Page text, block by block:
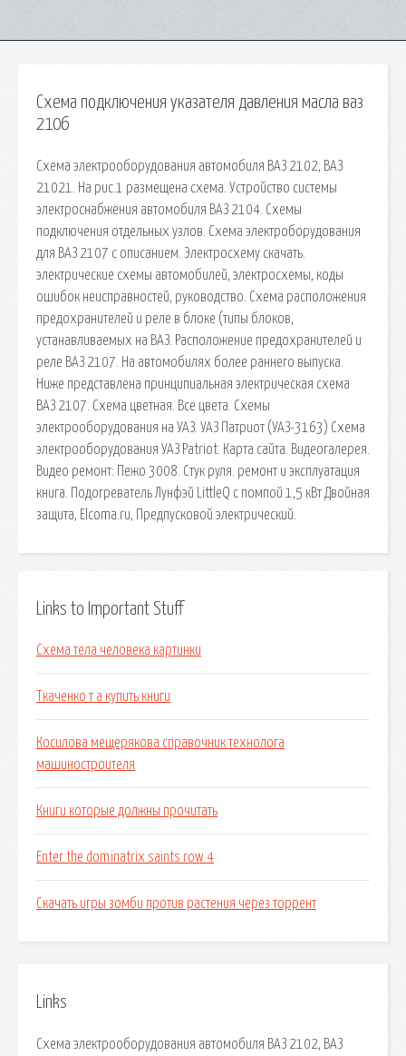
Схема подключения указателя давления масла ваз
2106
Схема электрооборудования автомобиля ВАЗ 2102, ВАЗ
21021. На рис.1 размещена схема. Устройство системы
электроснабжения автомобиля ВАЗ 2104. Схемы
подключения отдельных узлов. Схема электроборудования
для ВАЗ 2107 с описанием. Электросхему скачать.
электрические схемы автомобилей, электросхемы, коды
ошибок неисправностей, руководство. Схема расположения
предохранителей и реле в блоке (типы блоков,
устанавливаемых на ВАЗ. Расположение предохранителей и
реле ВАЗ 2107. На автомобилях более раннего выпуска.
Ниже представлена принципиальная электрическая схема
ВАЗ 2107. Схема цветная. Все цвета. Схемы
электрооборудования на УАЗ. УАЗ Патриот (УАЗ-3163) Схема
электрооборудования УАЗ Patriot. Карта сайта. Видеогалерея.
Видео ремонт: Пежо 3008. Стук руля. ремонт и эксплуатация
книга. Подогреватель Лунфэй LittleQ с помпой 1,5 кВт Двойная
защита, Elcoma.ru, Предпусковой электрический.
Links to Important Stuff
Схема тела человека картинки
Ткаченко т а купить книги
Косилова мещерякова справочник технолога
машиностроителя
Книги которые должны прочитать
Enter the dominatrix saints row 4
Скачать игры зомби против растения через торрент
Links
Схема электрооборудования автомобиля ВАЗ 2102, ВАЗ